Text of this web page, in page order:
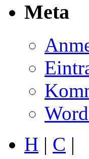
Meta
H | C |